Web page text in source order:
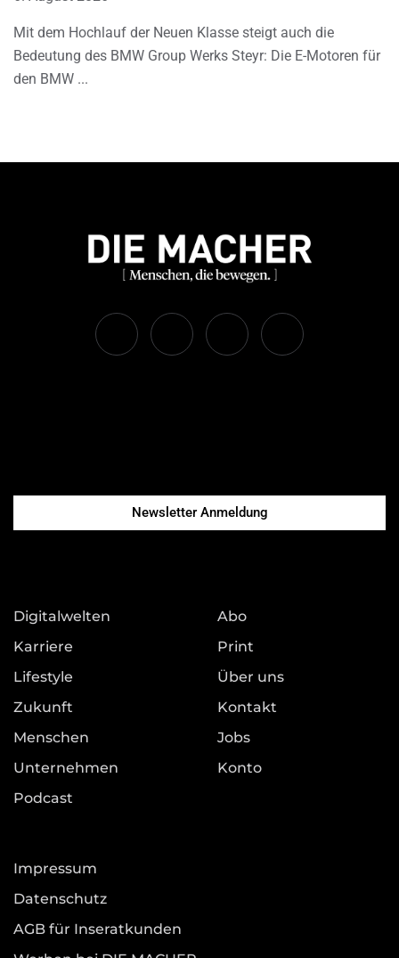
Mit dem Hochlauf der Neuen Klasse steigt auch die
Bedeutung des BMW Group Werks Steyr: Die E-Motoren für
den BMW
Newsletter Anmeldung
Digitalwelten
Karriere
Lifestyle
Zukunft
Menschen
Unternehmen
Podcast
Abo
Print
Über uns
Kontakt
Jobs
Konto
Impressum
Datenschutz
AGB für Inseratkunden